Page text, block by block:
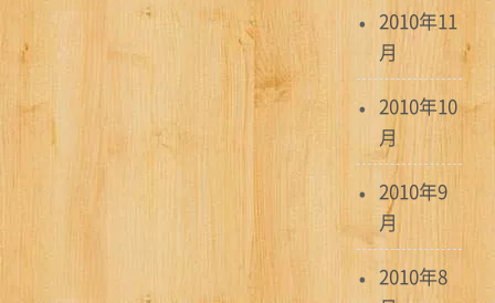
2010年11
月
2010年10
月
2010年9
月
2010年8